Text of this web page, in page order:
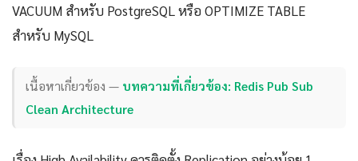
VACUUM สำหรับ PostgreSQL หรือ OPTIMIZE TABLE
สำหรับ MySQL
เนื้อหาเกี่ยวข้อง — บทความที่เกี่ยวข้อง: Redis Pub Sub
Clean Architecture